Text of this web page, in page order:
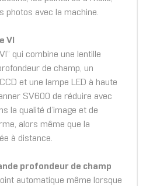
photos avec la machine.
VI
qui combine une lentille
de champ, un
et une lampe LED à haute
SV600 de réduire avec
la qualité d’image et de
alors même que la
à distance.
profondeur de champ
automatique même lorsque